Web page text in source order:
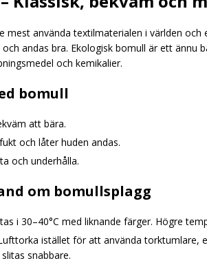
mest använda textilmaterialen i världen
andas bra. Ekologisk bomull är ett ännu
och kemikalier.
bomull
att bära.
och låter huden andas.
och underhålla.
om bomullsplagg
i 30–40°C med liknande färger. Högre
istället för att använda torktumlare,
snabbare.